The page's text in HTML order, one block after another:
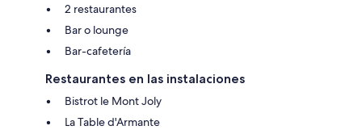
2 restaurantes
Bar o lounge
Bar-cafetería
Restaurantes en las instalaciones
Bistrot le Mont Joly
La Table d'Armante